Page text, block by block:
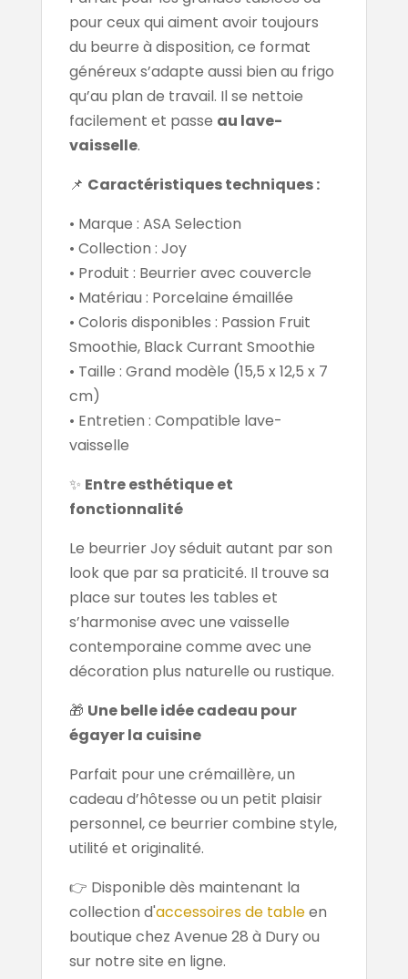
pour ceux qui aiment avoir toujours
du beurre à disposition, ce format
généreux s’adapte aussi bien au frigo
qu’au plan de travail. Il se nettoie
facilement et passe au lave-
vaisselle.
📌 Caractéristiques techniques :
• Marque : ASA Selection
• Collection : Joy
• Produit : Beurrier avec couvercle
• Matériau : Porcelaine émaillée
• Coloris disponibles : Passion Fruit
Smoothie, Black Currant Smoothie
• Taille : Grand modèle (15,5 x 12,5 x 7
cm)
• Entretien : Compatible lave-
vaisselle
✨ Entre esthétique et
fonctionnalité
Le beurrier Joy séduit autant par son
look que par sa praticité. Il trouve sa
place sur toutes les tables et
s’harmonise avec une vaisselle
contemporaine comme avec une
décoration plus naturelle ou rustique.
🎁 Une belle idée cadeau pour
égayer la cuisine
Parfait pour une crémaillère, un
cadeau d’hôtesse ou un petit plaisir
personnel, ce beurrier combine style,
utilité et originalité.
👉 Disponible dès maintenant la
collection d'accessoires de tableen
boutique chez Avenue 28 à Dury ou
sur notre site en ligne.